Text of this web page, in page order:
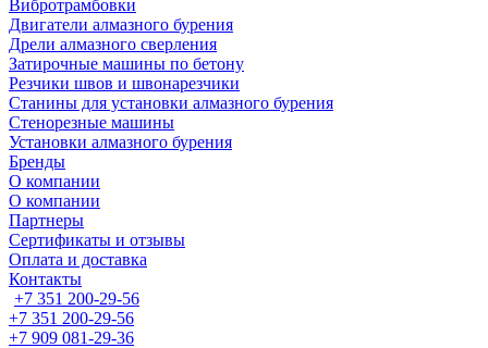
Вибротрамбовки
Двигатели алмазного бурения
Дрели алмазного сверления
Затирочные машины по бетону
Резчики швов и швонарезчики
Станины для установки алмазного бурения
Стенорезные машины
Установки алмазного бурения
Бренды
О компании
О компании
Партнеры
Cертификаты и отзывы
Оплата и доставка
Контакты
+7 351 200-29-56
+7 351 200-29-56
+7 909 081-29-36